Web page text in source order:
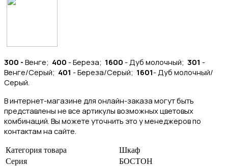
300 - Венге; 400 - Береза; 1600 - Дуб молочный; 301 -
Венге/Серый; 401 - Береза/Серый; 1601- Дуб молочный/
Серый.
В интернет-магазине для онлайн-заказа могут быть
представлены не все артикулы возможных цветовых
комбинаций. Вы можете уточнить это у менеджеров по
контактам на сайте.
Категория товара
Шкаф
Серия
БОСТОН